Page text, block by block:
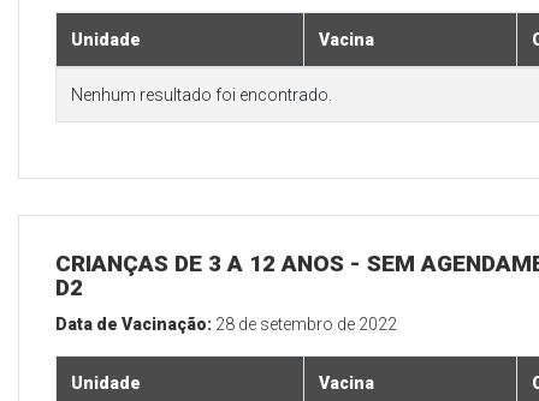
Unidade Vacina
Nenhum resultado foi encontrado.
CRIANÇAS DE 3 A 12 ANOS - SEM
D2
Data de Vacinação: 28 de setembro de 2022
Unidade Vacina